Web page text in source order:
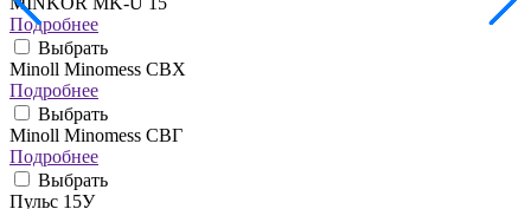
Подробнее
Выбрать
Minoll Minomess СВХ
Подробнее
Выбрать
Minoll Minomess СВГ
Подробнее
Выбрать
Пульс 15У